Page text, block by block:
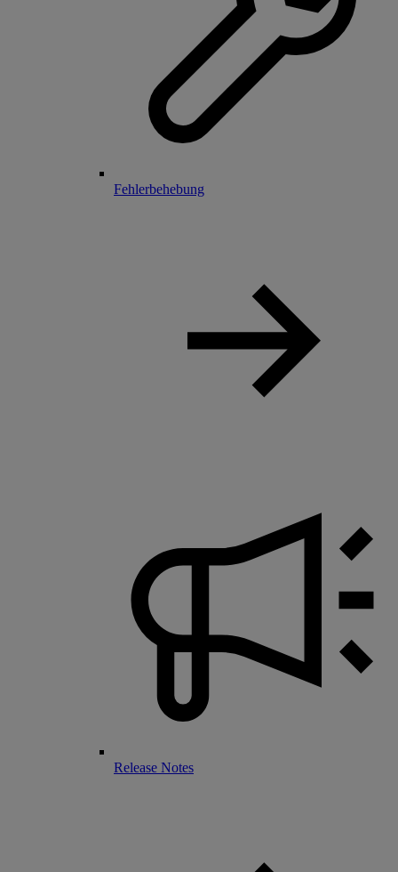
Fehlerbehebung
Release Notes